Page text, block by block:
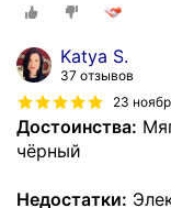
Katya S.
37 отзывов
23
Достоинства:
чёрный
Недостатки: